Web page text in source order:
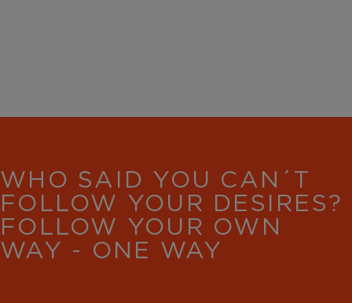
WHO SAID YOU CAN´T
FOLLOW YOUR DESIRES?
FOLLOW YOUR OWN
WAY - ONE WAY